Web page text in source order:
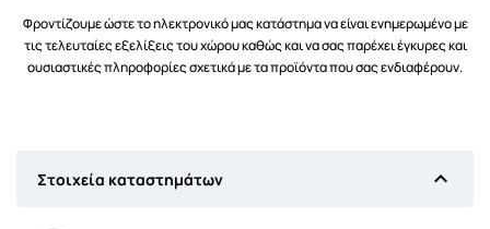
Φροντίζουμε ώστε το ηλεκτρονικό μας κατάστημα να είναι ενημερωμένο με
τις τελευταίες εξελίξεις του χώρου καθώς και να σας παρέχει έγκυρες και
ουσιαστικές πληροφορίες σχετικά με τα προϊόντα που σας ενδιαφέρουν.
Στοιχεία καταστημάτων 